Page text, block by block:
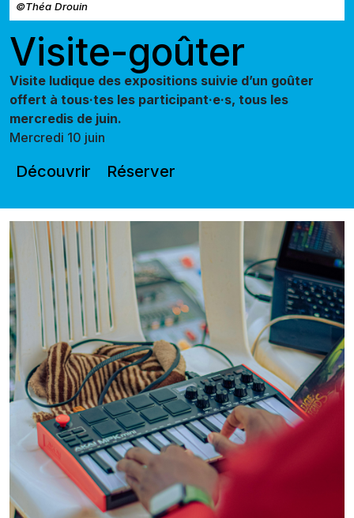
©Théa Drouin
Visite-goûter
Visite ludique des expositions suivie d’un goûter
offert à tous·tes les participant·e·s, tous les
mercredis de juin.
Mercredi 10 juin
Découvrir Réserver